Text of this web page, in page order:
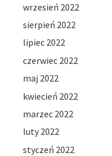
wrzesień 2022
sierpień 2022
lipiec 2022
czerwiec 2022
maj 2022
kwiecień 2022
marzec 2022
luty 2022
styczeń 2022